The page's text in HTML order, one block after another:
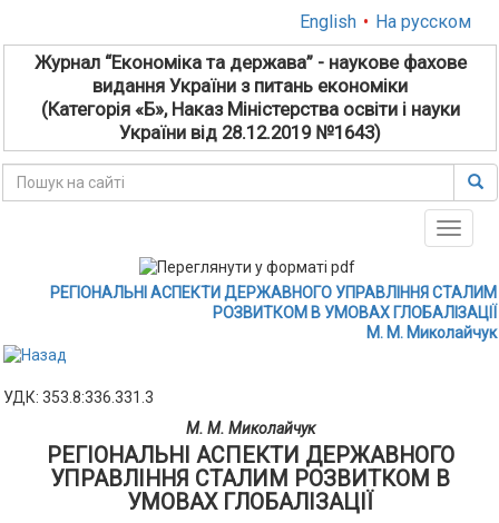
English • На русском
Журнал “Економіка та держава” - наукове фахове
видання України з питань економіки
(Категорія «Б», Наказ Міністерства освіти і науки
України від 28.12.2019 №1643)
Toggle
РЕГІОНАЛЬНІ АСПЕКТИ ДЕРЖАВНОГО УПРАВЛІННЯ СТАЛИМ
РОЗВИТКОМ В УМОВАХ ГЛОБАЛІЗАЦІЇ
М. М. Миколайчук
УДК: 353.8:336.331.3
М. М. Миколайчук
РЕГІОНАЛЬНІ АСПЕКТИ ДЕРЖАВНОГО
УПРАВЛІННЯ СТАЛИМ РОЗВИТКОМ В
УМОВАХ ГЛОБАЛІЗАЦІЇ